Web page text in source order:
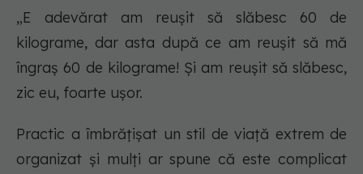
„E adevărat am reușit să slăbesc 60 de
kilograme, dar asta după ce am reușit să mă
îngraș 60 de kilograme! Și am reușit să slăbesc,
zic eu, foarte ușor.
Practic a îmbrățișat un stil de viață extrem de
organizat și mulți ar spune că este complicat